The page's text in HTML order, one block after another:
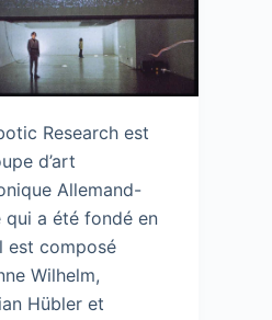
Research est
d’art
Allemand-
qui a été fondé en
est composé
Wilhelm,
Hübler et